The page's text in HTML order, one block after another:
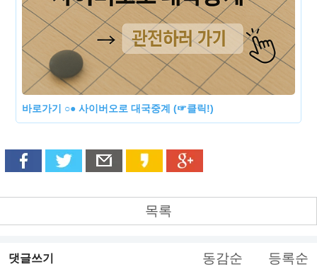
바로가기 ○● 사이버오로 대국중계 (☞클릭!)
목록
댓글쓰기 동감순 등록순